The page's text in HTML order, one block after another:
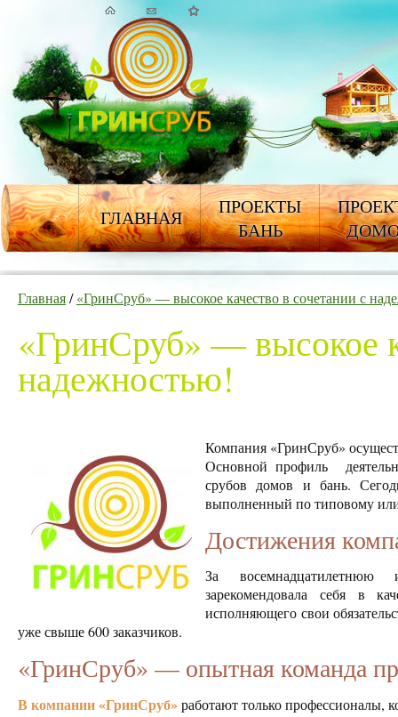
ГЛАВНАЯ
ПРОЕКТЫ
БАНЬ
Главная/«ГринСруб» — высокое качество в сочетании с
«ГринСруб» — высокое
надежностью!
Компания «ГринСруб»
Основной профиль
срубов домов и бань.
выполненный по типовому
Достижения
За восемнадцатилетнюю
зарекомендовала себя в
исполняющего свои
уже свыше 600 заказчиков.
«ГринСруб» — опытная команда
В компании «ГринСруб»работают только профессионалы,